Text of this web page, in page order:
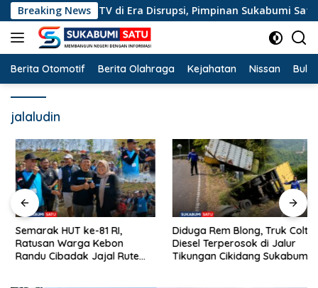
Langsung
ke
konten
Breaking News
Jurnalisme TV di Era Disrupsi, Pimpinan Sukabumi Satu Beri
Berita Otomotif Berita Olahraga Kejahatan Nissan
jalaludin
Semarak HUT ke-81 RI,
Ratusan Warga Kebon
Randu Cibadak Jajal Rute
Diduga Rem Blong, Truk Colt
Diesel Terperosok di Jalur
Tikungan Cikidang Sukabumi